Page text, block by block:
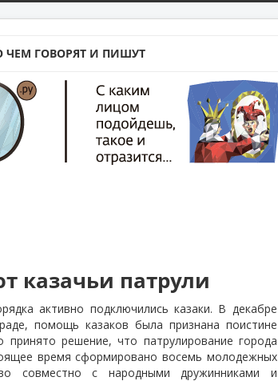
ЧЕМ ГОВОРЯТ И ПИШУТ
казачьи патрули
активно подключились казаки. В декабре
помощь казаков была признана поистине
решение, что патрулирование города
время сформировано восемь молодежных
совместно с народными дружинниками и